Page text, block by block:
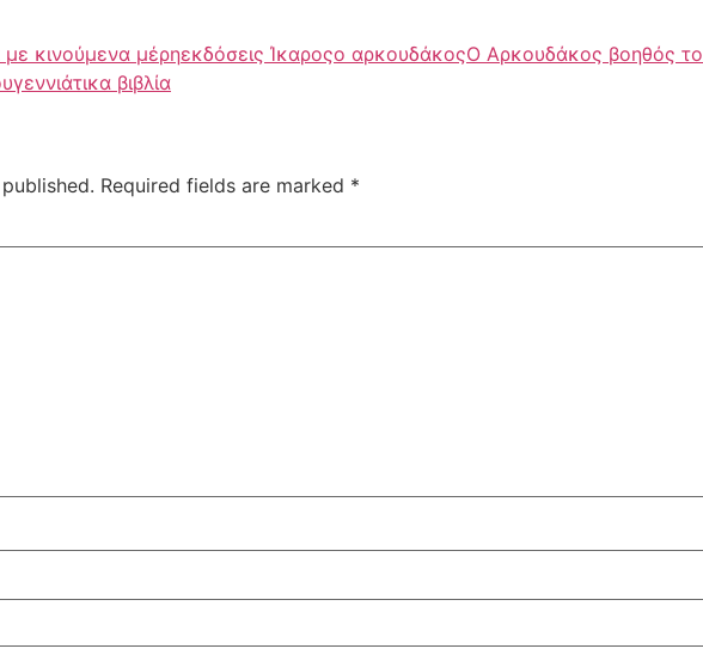
με κινούμενα μέρηεκδόσεις Ίκαροςο αρκουδάκοςΟ Αρκουδάκος βοηθός
βιβλία
Required fields are marked *